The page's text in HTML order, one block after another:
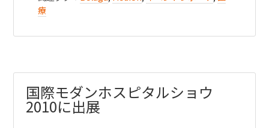
療
国際モダンホスピタルショウ
2010に出展